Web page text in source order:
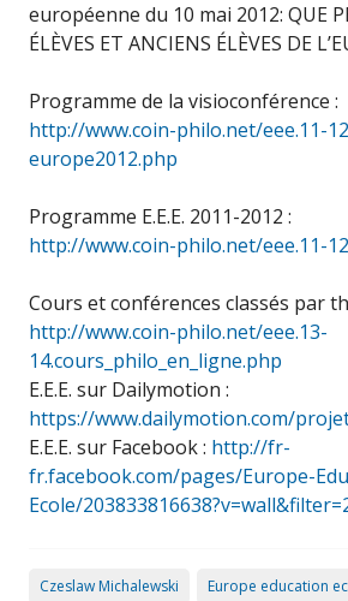
européenne du 10 mai 2012: QUE
ÉLÈVES ET ANCIENS ÉLÈVES DE
Programme de la visioconférence :
http://www.coin-philo.net/eee.11-
europe2012.php
Programme E.E.E. 2011-2012 :
http://www.coin-philo.net/eee.11-
Cours et conférences classés par
http://www.coin-philo.net/eee.13-
14.cours_philo_en_ligne.php
E.E.E. sur Dailymotion :
https://www.dailymotion.com/
E.E.E. sur Facebook : http://fr-
fr.facebook.com/pages/Europe-
Ecole/
Czeslaw Michalewski Europe education